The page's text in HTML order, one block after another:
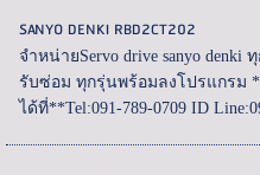
SANYO DENKI RBD2CT202
จำหน่ายServo drive sanyo
รับซ่อม ทุกรุ่นพร้อมลงโปรแกรม
ได้ที่**Tel:091-789-0709 ID